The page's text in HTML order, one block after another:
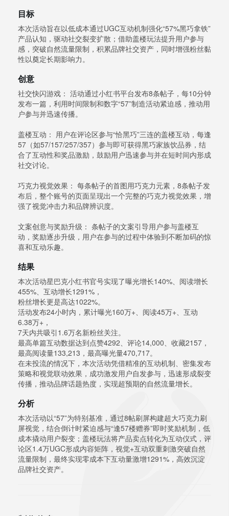
目标
本次活动旨在以低成本通过UGC互动机制强化“57%黑巧拿铁”
产品认知，驱动社交裂变扩散；借助盖楼玩法提升用户参与
感，突破自然流量限制，积累品牌社交资产，同时增强粉丝黏
性以奠定长期影响力。
创意
社交快闪游戏： 活动通过小红书平台发布8条帖子，每10分钟
发布一篇，利用时间限制和数字“57”制造活动紧迫感，推动用
户参与并迅速传播。
盖楼互动： 用户在评论区参与“恰黑巧”三连的盖楼互动，每逢
57（如57/157/257/357）参与即可获得黑巧家族饮品券，结
合了互动性和奖品激励，鼓励用户迅速参与并在短时间内形成
社交讨论。
巧克力视觉效果： 每条帖子的首图用巧克力元素，8条帖子发
布后，整个账号的页面呈现出一个完整的巧克力视觉效果，增
强了视觉冲击力和品牌辨识度。
文案创意与奖励升级： 条帖子的文案引导用户参与盖楼互
动，奖励逐步升级，用户在参与的过程中体验到不断加码的惊
喜和互动乐趣。
结果
本次活动星巴克小红书官号实现了曝光增长140%、阅读增长
455%、互动增长1291%，
粉丝增长更是高达1022%。
活动发布24小时内，累计曝光160万+、阅读45万+、互动
6.38万+，
7天内共吸引1.6万名新粉丝关注。
最高单篇互动数据达到点赞4292、评论14,000、收藏2157，
最高阅读量133,213，最高曝光量470,717。
在未投流的情况下，本次活动凭借精准的互动机制、密集发布
策略和视觉联动效果，成功激发用户自发参与，迅速形成裂变
传播，推动品牌话题热度，实现超预期的自然流量增长。
分析
本次活动以“57”为特别基准，通过8帖刷屏构建超大巧克力刷
屏视觉，结合倒计时紧迫感与“逢57楼赠券”即时奖励机制，低
成本撬动用户裂变；盖楼玩法将产品卖点转化为互动仪式，评
论区1.4万UGC形成内容矩阵，视觉+互动双重刺激突破自然
流量限制，最终实现零成本下互动量激增1291%，高效沉淀
品牌社交资产。